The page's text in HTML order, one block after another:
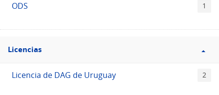
ODS 1
Filtro
Licencias
Licencias
Licencia de DAG de Uruguay 2